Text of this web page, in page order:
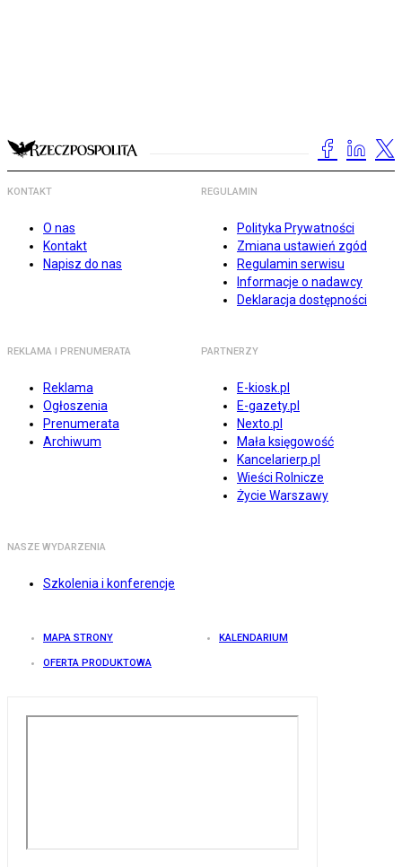
KONTAKT
O nas
Kontakt
Napisz do nas
REGULAMIN
Polityka Prywatności
Zmiana ustawień zgód
Regulamin serwisu
Informacje o nadawcy
Deklaracja dostępności
REKLAMA I PRENUMERATA
Reklama
Ogłoszenia
Prenumerata
Archiwum
PARTNERZY
E-kiosk.pl
E-gazety.pl
Nexto.pl
Mała księgowość
Kancelarierp.pl
Wieści Rolnicze
Życie Warszawy
NASZE WYDARZENIA
Szkolenia i konferencje
MAPA STRONY KALENDARIUM
OFERTA PRODUKTOWA